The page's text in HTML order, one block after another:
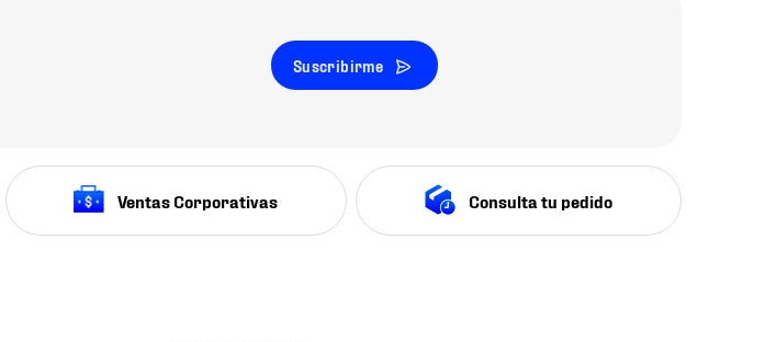
Suscribirme
Ventas Corporativas Consulta tu pedido